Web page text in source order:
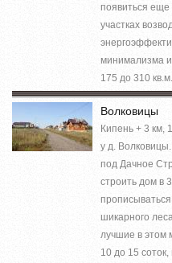
появиться еще
участках
минимализма
175 до 310
Волковицы
Кипень + 3 км,
у д.
под Дачное
строить дом в
прописываться
шикарного
лучшие в этом
10 до 15 соток,